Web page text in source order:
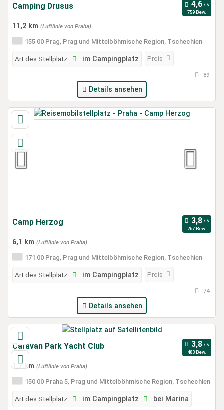
Camping Drusus
759 Bew.
11,2 km (Luftlinie von Praha)
155 00 Prag, Prag und Mittelböhmische Region, Tschechien
Art des Stellplatz: im Campingplatz Preis
89
Details ansehen
Camp Herzog
267 Bew.
6,1 km (Luftlinie von Praha)
171 00 Prag, Prag und Mittelböhmische Region, Tschechien
Art des Stellplatz: im Campingplatz Preis
74
Details ansehen
Caravan Park Yacht Club
483 Bew.
1,7 km (Luftlinie von Praha)
150 00 Praha 5, Prag und Mittelböhmische Region, Tschechien
Art des Stellplatz: im Campingplatz bei Marina